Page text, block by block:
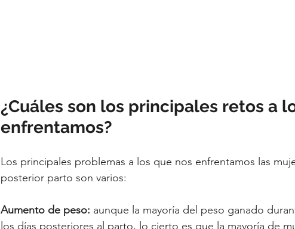
¿Cuáles son los principales retos a
enfrentamos?
Los principales problemas a los que nos enfrentamos las
posterior parto son varios:
Aumento de peso: aunque la mayoría del peso ganado
los días posteriores al parto, lo cierto es que la mayoría de